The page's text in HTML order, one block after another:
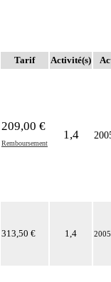
Tarif Activité(s)
209,00 €
Remboursement
1,4
313,50 € 1,4 2005